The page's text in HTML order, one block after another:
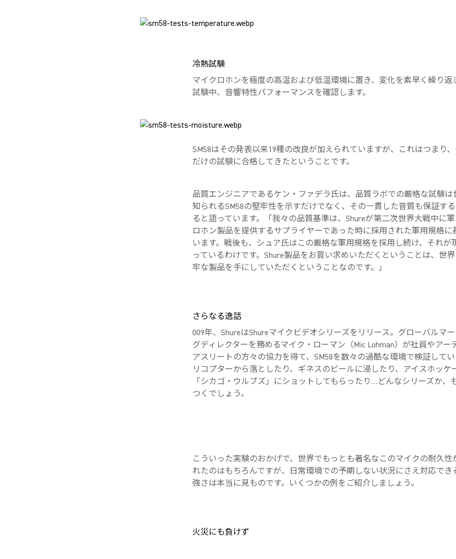
冷熱試験
マイクロホンを極度の高温および低温環境に置き、変化を素早く繰り返
試験中、音響特性パフォーマンスを確認します。
SM58はその発表以来19種の改良が加えられていますが、これはつまり
だけの試験に合格してきたということです。
品質エンジニアであるケン・ファデラ氏は、品質ラボでの厳格な試験は
知られるSM58の堅牢性を示すだけでなく、その一貫した音質も保証す
ると語っています。「我々の品質基準は、Shureが第二次世界大戦中に
ロホン製品を提供するサプライヤーであった時に採用された軍用規格に
います。戦後も、シュア氏はこの厳格な軍用規格を採用し続け、それが
っているわけです。Shure製品をお買い求めいただくということは、世
牢な製品を手にしていただくということなのです。」
さらなる逸話
009年、ShureはShureマイクビデオシリーズをリリース。グローバルマ
グディレクターを務めるマイク・ローマン（Mic Lohman）が社員やアー
アスリートの方々の協力を得て、SM58を数々の過酷な環境で検証して
リコプターから落としたり、ギネスのビールに浸したり、アイスホッケ
「シカゴ・ウルブズ」にショットしてもらったり…どんなシリーズか、
つくでしょう。
こういった実験のおかげで、世界でもっとも著名なこのマイクの耐久性
れたのはもちろんですが、日常環境での予期しない状況にさえ対応でき
強さは本当に見ものです。いくつかの例をご紹介しましょう。
火災にも負けず